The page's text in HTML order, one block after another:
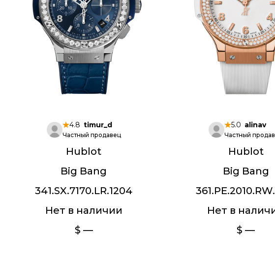
4.8 timur_d
Частный продавец
Hublot
Big Bang
341.SX.7170.LR.1204
Нет в наличии
$ —
5.0 alinav
Частный
Hublot
Big Bang
Нет в
$ —